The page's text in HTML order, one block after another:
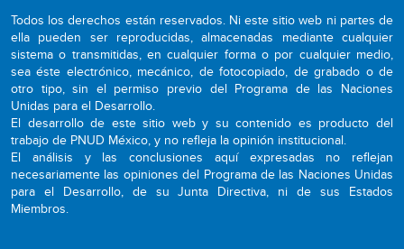
Todos los derechos están reservados. Ni este sitio web ni partes de
ella pueden ser reproducidas, almacenadas mediante cualquier
sistema o transmitidas, en cualquier forma o por cualquier medio,
sea éste electrónico, mecánico, de fotocopiado, de grabado o de
otro tipo, sin el permiso previo del Programa de las Naciones
Unidas para el Desarrollo.
El desarrollo de este sitio web y su contenido es producto del
trabajo de PNUD México, y no refleja la opinión institucional.
El análisis y las conclusiones aquí expresadas no reflejan
necesariamente las opiniones del Programa de las Naciones Unidas
para el Desarrollo, de su Junta Directiva, ni de sus Estados
Miembros.